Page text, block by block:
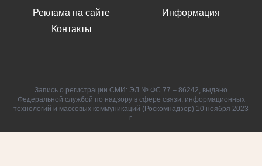
Реклама на сайте
Контакты
Информация
Запись о регистрации СМИ: ЭЛ № ФС 77 – 86242, выдано
Федеральной службой по надзору в сфере связи, информационных
технологий и массовых коммуникаций (Роскомнадзор) 10 ноября 2023
г.